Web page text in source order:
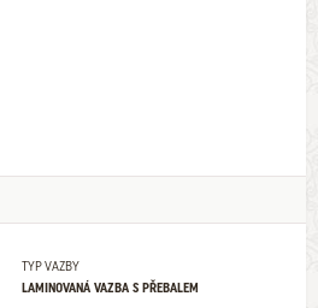
TYP VAZBY
LAMINOVANÁ VAZBA S PŘEBALEM